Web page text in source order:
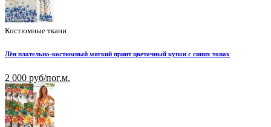
Костюмные ткани
Лён плательно-костюмный мягкий принт цветочный купон с синих тонах
2 000 руб/пог.м.